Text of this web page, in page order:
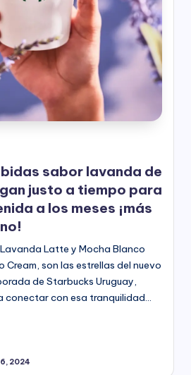
sabor lavanda de
justo a tiempo para
a los meses ¡más
Latte y Mocha Blanco
Cream, son las estrellas del nuevo
de Starbucks Uruguay,
conectar con esa tranquilidad…
2024